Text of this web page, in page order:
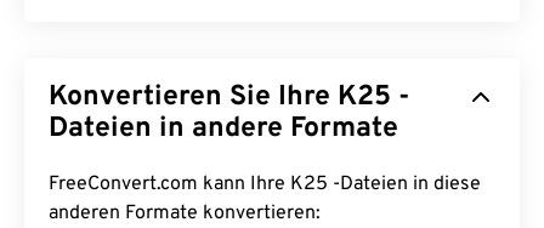
Konvertieren Sie Ihre K25 -
Dateien in andere Formate
FreeConvert.com kann Ihre K25 -Dateien in diese
anderen Formate konvertieren: